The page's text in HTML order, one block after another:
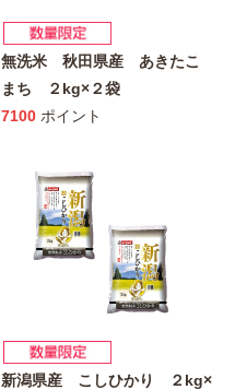
無洗米 秋田県産 あきたこ
まち ２kg×２袋
7100 ポイント
新潟県産 こしひかり ２kg×